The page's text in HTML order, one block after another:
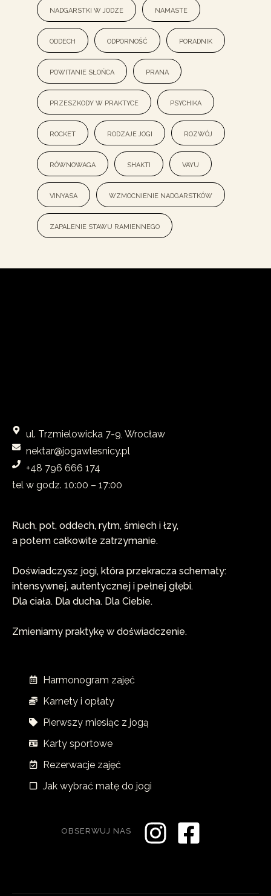
nadgarstki w jodze namaste
oddech odporność poradnik
powitanie słońca prana
przeszkody w praktyce psychika
rocket rodzaje jogi rozwój
równowaga shakti vayu
vinyasa wzmocnienie nadgarstków
zapalenie stawu ramiennego
ul. Trzmielowicka 7-9, Wrocław
nektar@jogawlesnicy.pl
+48 796 666 174
tel w godz. 10:00 – 17:00​
Ruch, pot, oddech, rytm, śmiech i łzy,
a potem całkowite zatrzymanie.
Doświadczysz jogi, która przekracza schematy:
intensywnej, autentycznej i pełnej głębi.
Dla ciała. Dla ducha. Dla Ciebie.
Zmieniamy praktykę w doświadczenie.
Harmonogram zajęć
Karnety i opłaty
Pierwszy miesiąc z jogą
Karty sportowe
Rezerwacje zajęć
Jak wybrać matę do jogi
OBSERWUJ NAS